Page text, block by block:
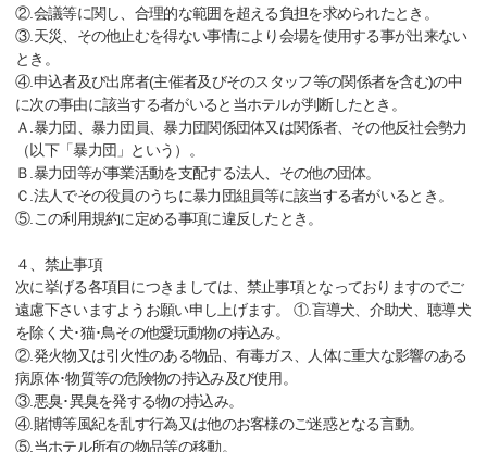
②.会議等に関し、合理的な範囲を超える負担を求められたとき。
③.天災、その他止むを得ない事情により会場を使用する事が出来ない
とき。
④.申込者及び出席者(主催者及びそのスタッフ等の関係者を含む)の中
に次の事由に該当する者がいると当ホテルが判断したとき。
Ａ.暴力団、暴力団員、暴力団関係団体又は関係者、その他反社会勢力
（以下「暴力団」という）。
Ｂ.暴力団等が事業活動を支配する法人、その他の団体。
Ｃ.法人でその役員のうちに暴力団組員等に該当する者がいるとき。
⑤.この利用規約に定める事項に違反したとき。
４、禁止事項
次に挙げる各項目につきましては、禁止事項となっておりますのでご
遠慮下さいますようお願い申し上げます。 ①.盲導犬、介助犬、聴導犬
を除く犬･猫･鳥その他愛玩動物の持込み。
②.発火物又は引火性のある物品、有毒ガス、人体に重大な影響のある
病原体･物質等の危険物の持込み及び使用。
③.悪臭･異臭を発する物の持込み。
④.賭博等風紀を乱す行為又は他のお客様のご迷惑となる言動。
⑤.当ホテル所有の物品等の移動。